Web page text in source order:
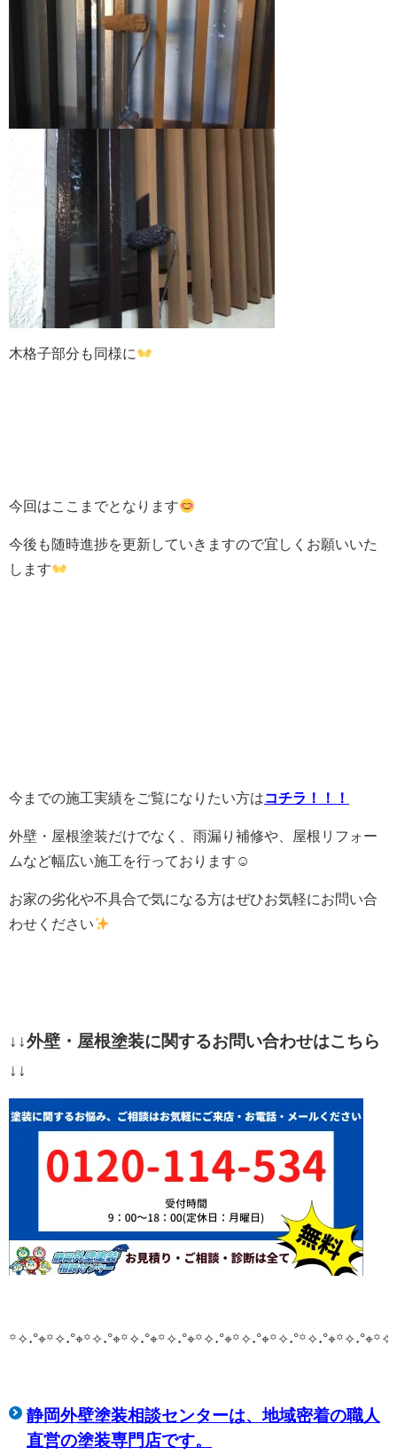
木格子部分も同様に
今回はここまでとなります
今後も随時進捗を更新していきますので宜しくお願いいた
します
今までの施工実績をご覧になりたい方はコチラ！！！
外壁・屋根塗装だけでなく、雨漏り補修や、屋根リフォー
ムなど幅広い施工を行っております☺
お家の劣化や不具合で気になる方はぜひお気軽にお問い合
わせください
↓↓外壁・屋根塗装に関するお問い合わせはこちら
↓↓
꙳✧˖°⌖꙳✧˖°⌖꙳✧˖°⌖꙳✧˖°⌖꙳✧˖°⌖꙳✧˖°⌖꙳✧˖°⌖꙳✧˖°
静岡外壁塗装相談センターは、地域密着の職人
直営の塗装専門店です。